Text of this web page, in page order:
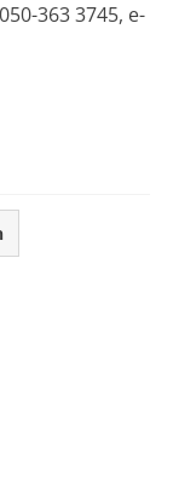
363 3745, e-